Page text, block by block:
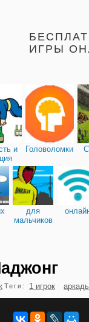
ИГРЫ
и
Головоломки
для
мальчиков
Теги: 1 игрок